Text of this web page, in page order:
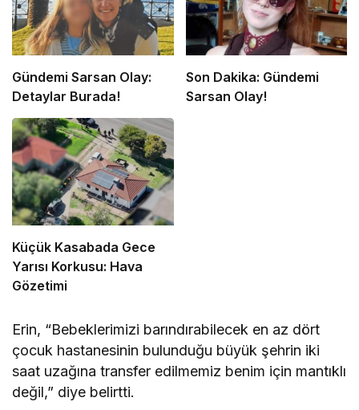
Gündemi Sarsan Olay:
Detaylar Burada!
Son Dakika: Gündemi
Sarsan Olay!
Küçük Kasabada Gece
Yarısı Korkusu: Hava
Gözetimi
Erin, “Bebeklerimizi barındırabilecek en az dört
çocuk hastanesinin bulunduğu büyük şehrin iki
saat uzağına transfer edilmemiz benim için mantıklı
değil,” diye belirtti.